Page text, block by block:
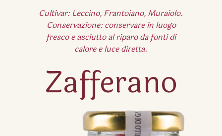
Cultivar: Leccino, Frantoiano, Muraiolo.
Conservazione: conservare in luogo
fresco e asciutto al riparo da fonti di
calore e luce diretta.
Zafferano